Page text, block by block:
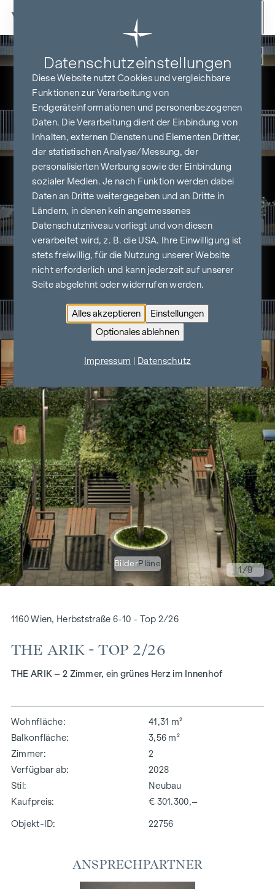
Zum Inhalt springen
Zurück
BilderPläne
1/9
1160 Wien, Herbststraße 6-10 - Top 2/26
THE ARIK - TOP 2/26
THE ARIK – 2 Zimmer, ein grünes Herz im Innenhof
Wohnfläche
41,31 m²
Balkonfläche
3,56 m²
Zimmer
2
Verfügbar ab
2028
Stil
Neubau
Kaufpreis
€ 301.300,–
Objekt-ID: 22756
ANSPRECHPARTNER
Datenschutz­einstellungen
Diese Website nutzt Cookies und vergleichbare
Funktionen zur Verarbeitung von
Endgeräteinformationen und personenbezogenen
Daten. Die Verarbeitung dient der Einbindung von
Inhalten, externen Diensten und Elementen Dritter,
der statistischen Analyse/Messung, der
personalisierten Werbung sowie der Einbindung
sozialer Medien. Je nach Funktion werden dabei
Daten an Dritte weitergegeben und an Dritte in
Ländern, in denen kein angemessenes
Datenschutzniveau vorliegt und von diesen
verarbeitet wird, z. B. die USA. Ihre Einwilligung ist
stets freiwillig, für die Nutzung unserer Website
nicht erforderlich und kann jederzeit auf unserer
Seite abgelehnt oder widerrufen werden.
Alles akzeptieren
Einstellungen
Optionales ablehnen
Impressum Datenschutz